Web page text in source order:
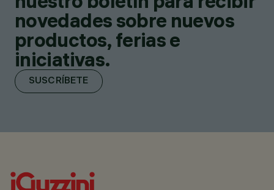
novedades sobre nuevos
productos, ferias e
iniciativas.
SUSCRÍBETE